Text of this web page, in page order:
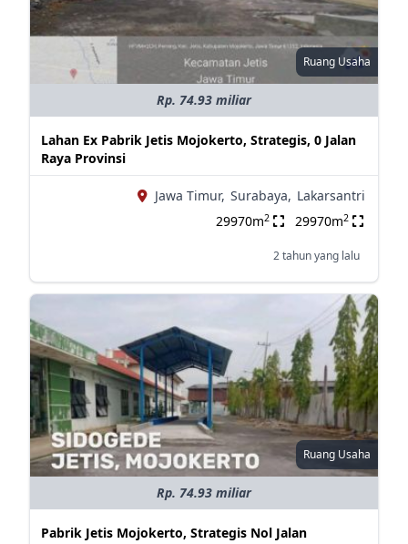
Ruang Usaha
Rp. 74.93 miliar
Lahan Ex Pabrik Jetis Mojokerto, Strategis, 0 Jalan
Raya Provinsi
Jawa Timur, Surabaya, Lakarsantri
29970m2 29970m2
2 tahun yang lalu
Ruang Usaha
Rp. 74.93 miliar
Pabrik Jetis Mojokerto, Strategis Nol Jalan